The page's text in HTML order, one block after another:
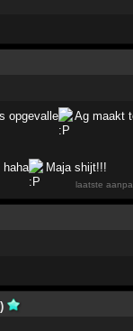
opgevalle
Ag maakt
haha Maja shijt!!!
laatste